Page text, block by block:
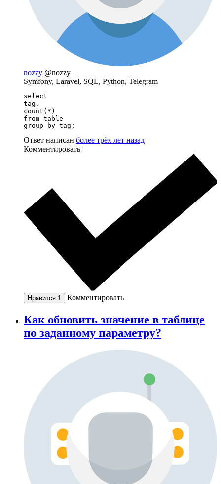
nozzy @nozzy
Symfony, Laravel, SQL, Python, Telegram
select
tag,
count(*)
from table
group by tag;
Ответ написан более трёх лет назад
Комментировать
Нравится 1 Комментировать
Как обновить значение в таблице
по заданному параметру?